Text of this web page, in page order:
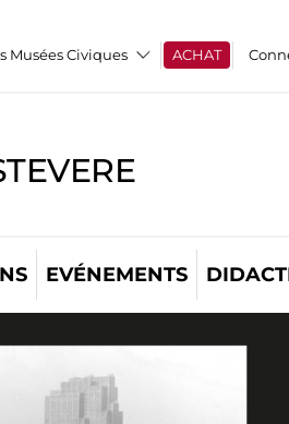
Musées Civiques ACHAT
EVÉNEMENTS